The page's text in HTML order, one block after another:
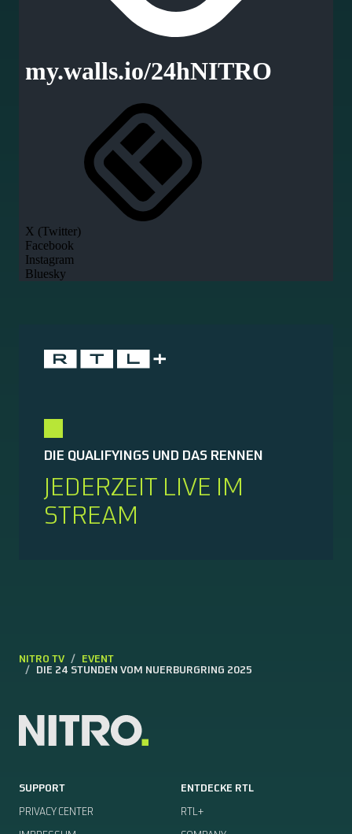
DIE QUALIFYINGS UND DAS RENNEN
JEDERZEIT LIVE IM
STREAM
NITRO TV
EVENT
DIE 24 STUNDEN VOM NUERBURGRING 2025
SUPPORT
PRIVACY CENTER
ENTDECKE RTL
RTL+